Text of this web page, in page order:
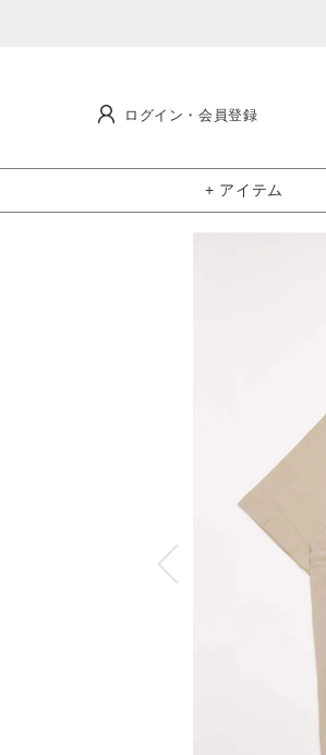
ログイン・会員登録
+ アイテム